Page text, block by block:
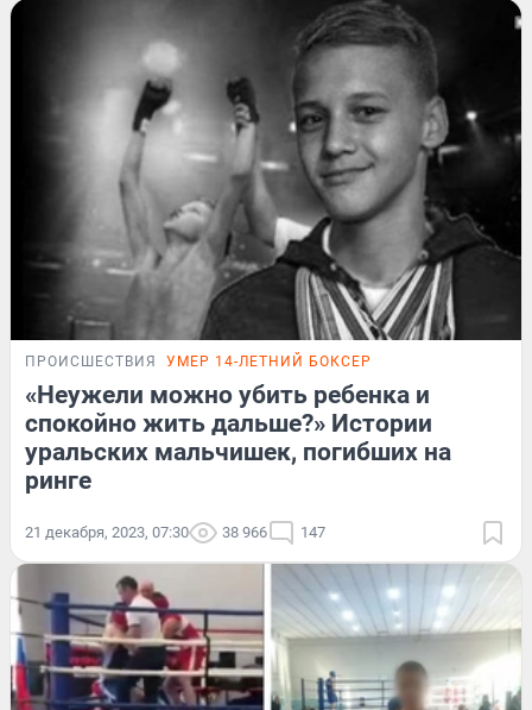
ПРОИСШЕСТВИЯ УМЕР 14-ЛЕТНИЙ БОКСЕР
«Неужели можно убить ребенка и
спокойно жить дальше?» Истории
уральских мальчишек, погибших на
ринге
21 декабря, 2023, 07:30 38 966 147